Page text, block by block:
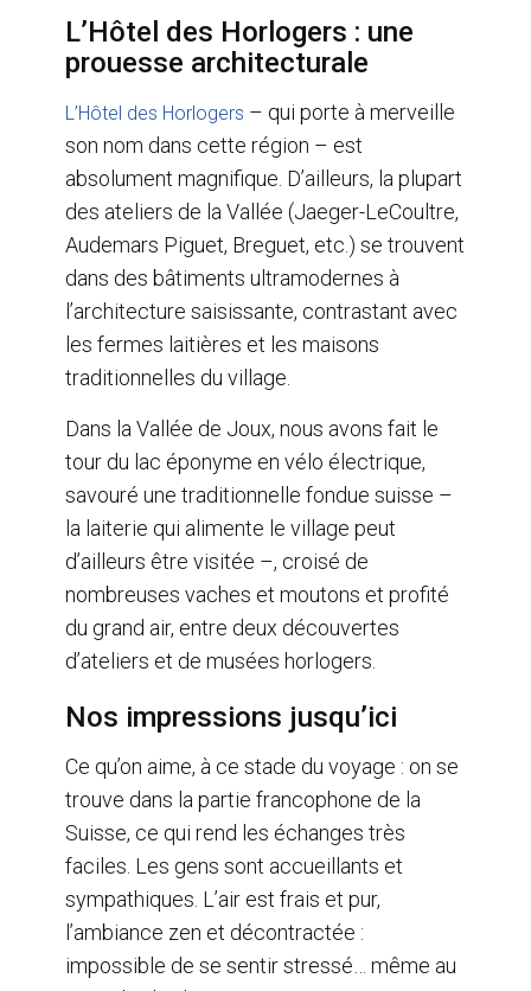
L’Hôtel des Horlogers : une
prouesse architecturale
L’Hôtel des Horlogers – qui porte à merveille
son nom dans cette région – est
absolument magnifique. D’ailleurs, la plupart
des ateliers de la Vallée (Jaeger-LeCoultre,
Audemars Piguet, Breguet, etc.) se trouvent
dans des bâtiments ultramodernes à
l’architecture saisissante, contrastant avec
les fermes laitières et les maisons
traditionnelles du village.
Dans la Vallée de Joux, nous avons fait le
tour du lac éponyme en vélo électrique,
savouré une traditionnelle fondue suisse –
la laiterie qui alimente le village peut
d’ailleurs être visitée –, croisé de
nombreuses vaches et moutons et profité
du grand air, entre deux découvertes
d’ateliers et de musées horlogers.
Nos impressions jusqu’ici
Ce qu’on aime, à ce stade du voyage : on se
trouve dans la partie francophone de la
Suisse, ce qui rend les échanges très
faciles. Les gens sont accueillants et
sympathiques. L’air est frais et pur,
l’ambiance zen et décontractée :
impossible de se sentir stressé… même au